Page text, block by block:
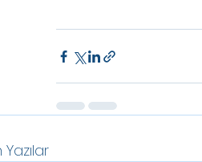
Yazılar